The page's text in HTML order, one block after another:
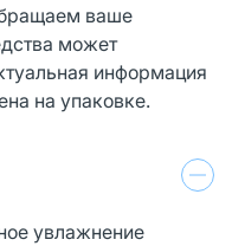
ваше
может
информация
на упаковке.
увлажнение